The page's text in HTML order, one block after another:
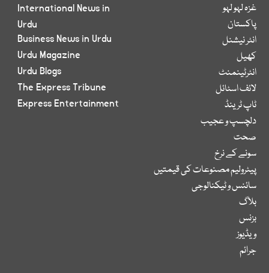
غزہ لہو لہو
پاکستان
انٹر نیشنل
کھیل
انٹرٹینمنٹ
لائف اسٹائل
ٹاپ ٹرینڈ
دلچسپ و عجیب
صحت
سونے کے نرخ
پیٹرولیم مصنوعات کی قیمتیں
سائنس و ٹیکنالوجی
بلاگ
بزنس
ویڈیوز
جرائم
International News in
Urdu
Business News in Urdu
Urdu Magazine
Urdu Blogs
The Express Tribune
Express Entertainment